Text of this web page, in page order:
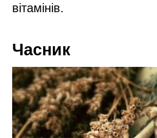
вітамінів.
Часник